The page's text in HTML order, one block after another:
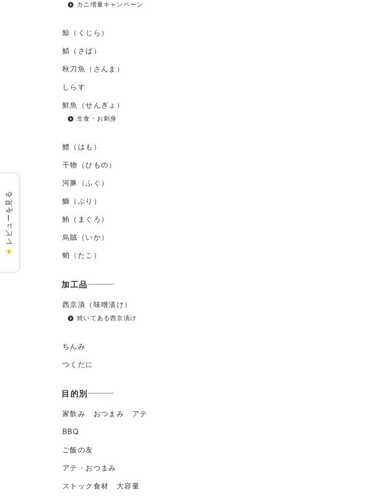
カニ増量キャンペーン
鯨（くじら）
鯖（さば）
秋刀魚（さんま）
しらす
鮮魚（せんぎょ）
生食・お刺身
鱧（はも）
干物（ひもの）
河豚（ふぐ）
鰤（ぶり）
鮪（まぐろ）
烏賊（いか）
蛸（たこ）
加工品
西京漬（味噌漬け）
焼いてある西京漬け
ちんみ
つくだに
目的別
家飲み おつまみ アテ
BBQ
ご飯の友
アテ・おつまみ
ストック食材 大容量
★
レビューを見る